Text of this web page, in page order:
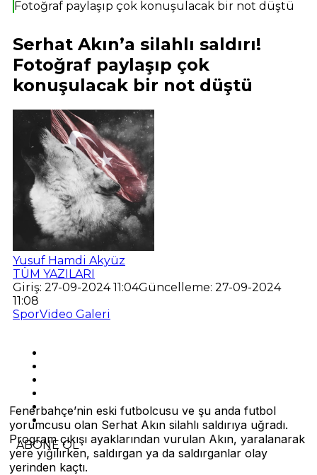
Fotoğraf paylaşıp çok konuşulacak bir not düştü
Serhat Akın’a silahlı saldırı!
Fotoğraf paylaşıp çok
konuşulacak bir not düştü
Yusuf Hamdi Akyüz
TÜM YAZILARI
Giriş: 27-09-2024 11:04Güncelleme: 27-09-2024
11:08
SporVideo Galeri
ABONE OL
Fenerbahçe’nin eski futbolcusu ve şu anda futbol
yorumcusu olan Serhat Akın silahlı saldırıya uğradı.
Program çıkışı ayaklarından vurulan Akın, yaralanarak
yere yığılırken, saldırgan ya da saldırganlar olay
yerinden kaçtı.